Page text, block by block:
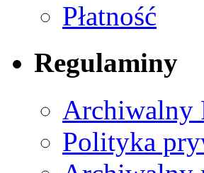
Płatność
Regulaminy
Archiwalny
Polityka